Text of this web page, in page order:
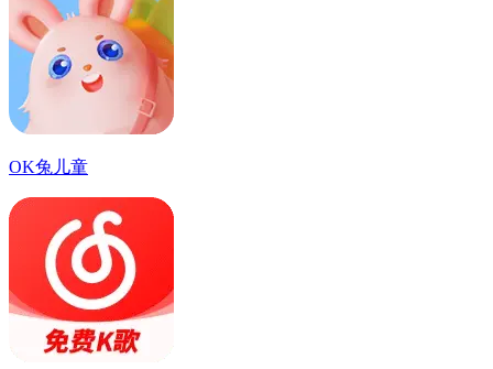
OK兔儿童